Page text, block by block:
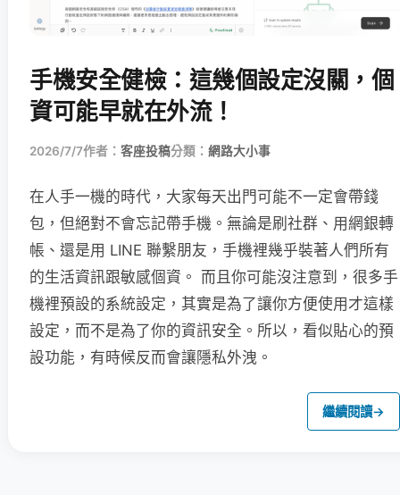
手機安全健檢：這幾個設定沒關，個
資可能早就在外流！
2026/7/7作者： 客座投稿分類： 網路大小事
在人手一機的時代，大家每天出門可能不一定會帶錢
包，但絕對不會忘記帶手機。無論是刷社群、用網銀轉
帳、還是用 LINE 聯繫朋友，手機裡幾乎裝著人們所有
的生活資訊跟敏感個資。 而且你可能沒注意到，很多手
機裡預設的系統設定，其實是為了讓你方便使用才這樣
設定，而不是為了你的資訊安全。所以，看似貼心的預
設功能，有時候反而會讓隱私外洩。
繼續閱讀→